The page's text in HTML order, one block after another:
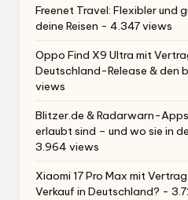
Freenet Travel: Flexibler und
deine Reisen - 4.347 views
Oppo Find X9 Ultra mit
Deutschland-Release & den
views
Blitzer.de & Radarwarn-
erlaubt sind – und wo sie in
3.964 views
Xiaomi 17 Pro Max mit
Verkauf in Deutschland? -